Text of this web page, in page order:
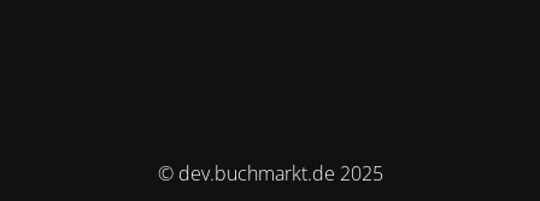
© dev.buchmarkt.de 2025